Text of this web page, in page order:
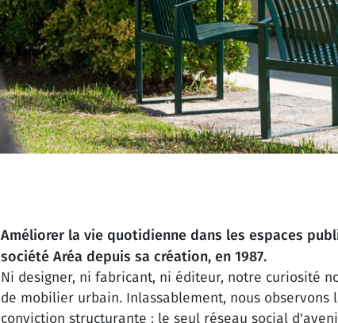
Améliorer la vie quotidienne dans les espaces
société Aréa depuis sa création, en 1987.
Ni designer, ni fabricant, ni éditeur, notre curiosité
de mobilier urbain. Inlassablement, nous observons
conviction structurante : le seul réseau social